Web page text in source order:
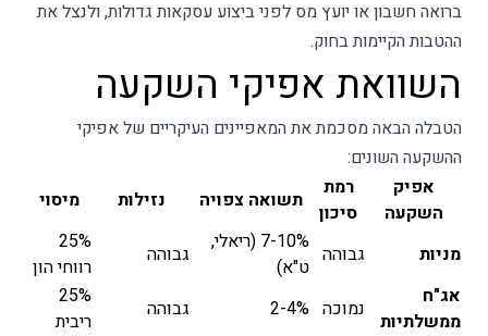
ברואה חשבון או יועץ מס לפני ביצוע עסקאות גדולות, ולנצל את
ההטבות הקיימות בחוק.
השוואת אפיקי השקעה
הטבלה הבאה מסכמת את המאפיינים העיקריים של אפיקי
ההשקעה השונים:
אפיק
השקעה
רמת
סיכון
תשואה צפויה נזילות מיסוי
מניות גבוהה
7-10% (ריאלי,
ט"א)
גבוהה
25%
רווחי הון
אג"ח
ממשלתיות
נמוכה 2-4% גבוהה
25%
ריבית